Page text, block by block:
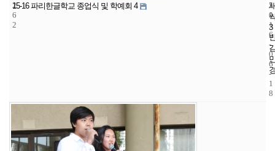
2
6
2
15-16 파리한글학교 종업식 및 학예회 4
3
5
1
2
0
1
6
-
0
6
-
1
8